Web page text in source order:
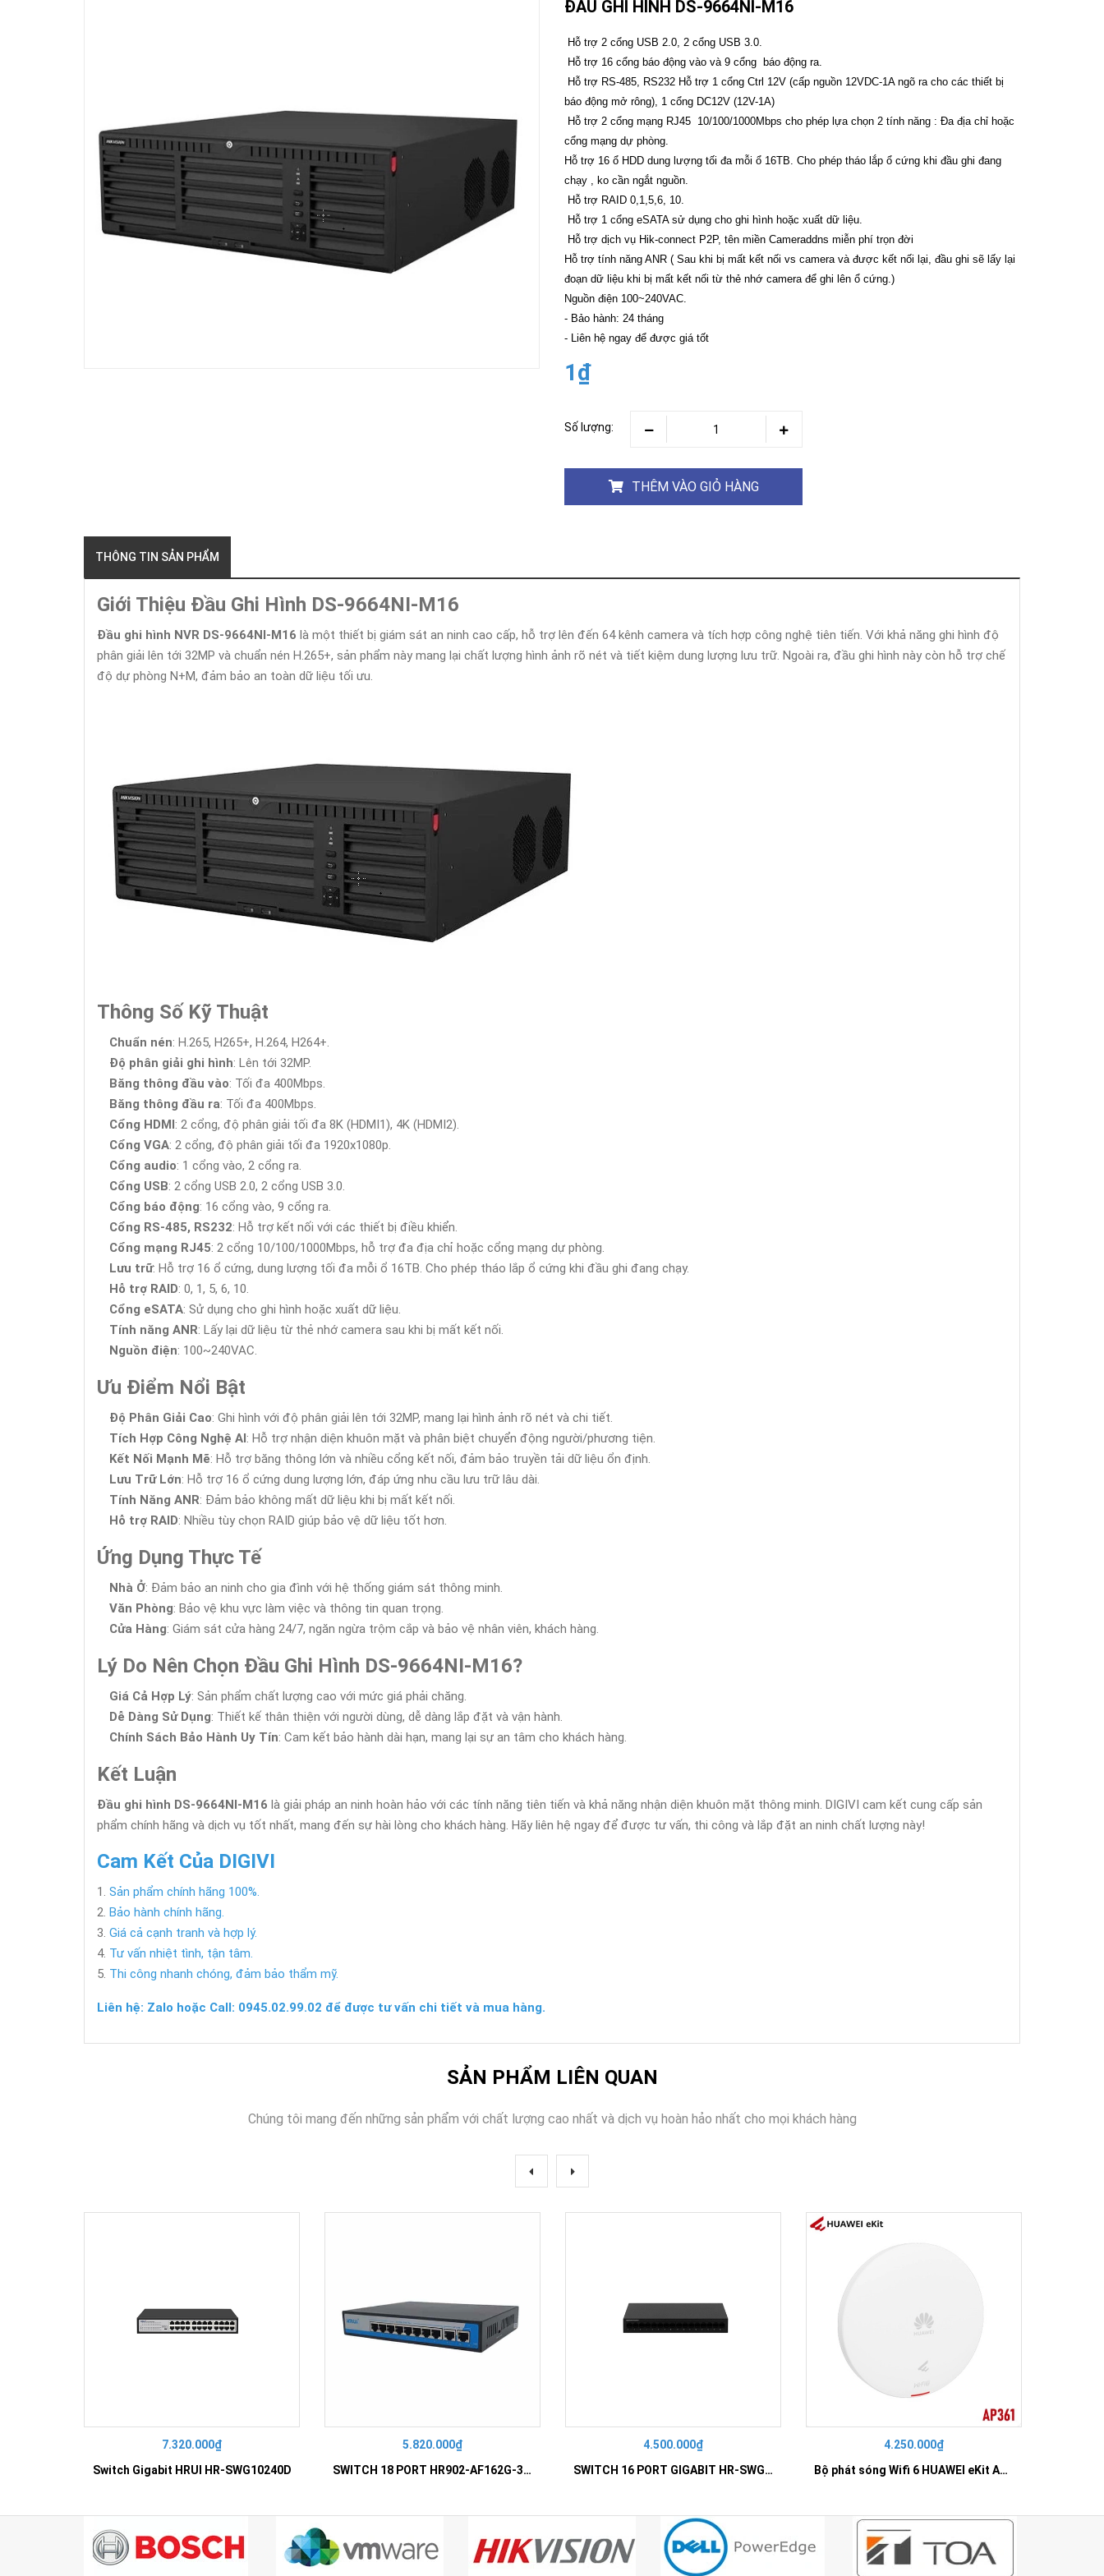
ĐỘNG
Hikvision
Camera
Tiandy
THIẾT
BỊ
HỌP
TRỰC
TUYẾN
Maxhub
Màn
hình
MAXHUB
M27
THIẾT
MINH
HOMEGY
Khóa
Faster
BỊ
MINH
FASTER
ĐẦU GHI HÌNH DS-9664NI-M16
Hỗ trợ 2 cổng USB 2.0, 2 cổng USB 3.0.
Hỗ trợ 16 cổng báo động vào và 9 cổng báo động ra.
Hỗ trợ RS-485, RS232 Hỗ trợ 1 cổng Ctrl 12V (cấp nguồn 12VDC-1A ngõ ra cho các thiết bị
báo động mở rông), 1 cổng DC12V (12V-1A)
Hỗ trợ 2 cổng mạng RJ45 10/100/1000Mbps cho phép lựa chọn 2 tính năng : Đa địa chỉ hoặc
cổng mạng dự phòng.
Hỗ trợ 16 ổ HDD dung lượng tối đa mỗi ổ 16TB. Cho phép tháo lắp ổ cứng khi đầu ghi đang
chạy , ko cần ngắt nguồn.
Hỗ trợ RAID 0,1,5,6, 10.
Hỗ trợ 1 cổng eSATA sử dụng cho ghi hình hoặc xuất dữ liệu.
Hỗ trợ dịch vụ Hik-connect P2P, tên miền Cameraddns miễn phí trọn đời
Hỗ trợ tính năng ANR ( Sau khi bị mất kết nối vs camera và được kết nối lại, đầu ghi sẽ lấy lại
đoạn dữ liệu khi bị mất kết nối từ thẻ nhớ camera để ghi lên ổ cứng.)
Nguồn điện 100~240VAC.
- Bảo hành: 24 tháng
- Liên hệ ngay để được giá tốt
1₫
Số lượng:
THÊM VÀO GIỎ HÀNG
THÔNG TIN SẢN PHẨM
Giới Thiệu Đầu Ghi Hình DS-9664NI-M16
Đầu ghi hình NVR DS-9664NI-M16 là một thiết bị giám sát an ninh cao cấp, hỗ trợ lên đến 64 kênh camera và tích hợp công nghệ tiên tiến. Với khả năng ghi hình độ
phân giải lên tới 32MP và chuẩn nén H.265+, sản phẩm này mang lại chất lượng hình ảnh rõ nét và tiết kiệm dung lượng lưu trữ. Ngoài ra, đầu ghi hình này còn hỗ trợ chế
độ dự phòng N+M, đảm bảo an toàn dữ liệu tối ưu.
Thông Số Kỹ Thuật
Chuẩn nén: H.265, H265+, H.264, H264+.
Độ phân giải ghi hình: Lên tới 32MP.
Băng thông đầu vào: Tối đa 400Mbps.
Băng thông đầu ra: Tối đa 400Mbps.
Cổng HDMI: 2 cổng, độ phân giải tối đa 8K (HDMI1), 4K (HDMI2).
Cổng VGA: 2 cổng, độ phân giải tối đa 1920x1080p.
Cổng audio: 1 cổng vào, 2 cổng ra.
Cổng USB: 2 cổng USB 2.0, 2 cổng USB 3.0.
Cổng báo động: 16 cổng vào, 9 cổng ra.
Cổng RS-485, RS232: Hỗ trợ kết nối với các thiết bị điều khiển.
Cổng mạng RJ45: 2 cổng 10/100/1000Mbps, hỗ trợ đa địa chỉ hoặc cổng mạng dự phòng.
Lưu trữ: Hỗ trợ 16 ổ cứng, dung lượng tối đa mỗi ổ 16TB. Cho phép tháo lắp ổ cứng khi đầu ghi đang chạy.
Hỗ trợ RAID: 0, 1, 5, 6, 10.
Cổng eSATA: Sử dụng cho ghi hình hoặc xuất dữ liệu.
Tính năng ANR: Lấy lại dữ liệu từ thẻ nhớ camera sau khi bị mất kết nối.
Nguồn điện: 100~240VAC.
Ưu Điểm Nổi Bật
Độ Phân Giải Cao: Ghi hình với độ phân giải lên tới 32MP, mang lại hình ảnh rõ nét và chi tiết.
Tích Hợp Công Nghệ AI: Hỗ trợ nhận diện khuôn mặt và phân biệt chuyển động người/phương tiện.
Kết Nối Mạnh Mẽ: Hỗ trợ băng thông lớn và nhiều cổng kết nối, đảm bảo truyền tải dữ liệu ổn định.
Lưu Trữ Lớn: Hỗ trợ 16 ổ cứng dung lượng lớn, đáp ứng nhu cầu lưu trữ lâu dài.
Tính Năng ANR: Đảm bảo không mất dữ liệu khi bị mất kết nối.
Hỗ trợ RAID: Nhiều tùy chọn RAID giúp bảo vệ dữ liệu tốt hơn.
Ứng Dụng Thực Tế
Nhà Ở: Đảm bảo an ninh cho gia đình với hệ thống giám sát thông minh.
Văn Phòng: Bảo vệ khu vực làm việc và thông tin quan trọng.
Cửa Hàng: Giám sát cửa hàng 24/7, ngăn ngừa trộm cắp và bảo vệ nhân viên, khách hàng.
Lý Do Nên Chọn Đầu Ghi Hình DS-9664NI-M16?
Giá Cả Hợp Lý: Sản phẩm chất lượng cao với mức giá phải chăng.
Dễ Dàng Sử Dụng: Thiết kế thân thiện với người dùng, dễ dàng lắp đặt và vận hành.
Chính Sách Bảo Hành Uy Tín: Cam kết bảo hành dài hạn, mang lại sự an tâm cho khách hàng.
Kết Luận
Đầu ghi hình DS-9664NI-M16 là giải pháp an ninh hoàn hảo với các tính năng tiên tiến và khả năng nhận diện khuôn mặt thông minh. DIGIVI cam kết cung cấp sản
phẩm chính hãng và dịch vụ tốt nhất, mang đến sự hài lòng cho khách hàng. Hãy liên hệ ngay để được tư vấn, thi công và lắp đặt an ninh chất lượng này!
Cam Kết Của DIGIVI
Sản phẩm chính hãng 100%.
Bảo hành chính hãng.
Giá cả cạnh tranh và hợp lý.
Tư vấn nhiệt tình, tận tâm.
Thi công nhanh chóng, đảm bảo thẩm mỹ.
Liên hệ: Zalo hoặc Call: 0945.02.99.02 để được tư vấn chi tiết và mua hàng.
SẢN PHẨM LIÊN QUAN
Chúng tôi mang đến những sản phẩm với chất lượng cao nhất và dịch vụ hoàn hảo nhất cho mọi khách hàng
7.320.000₫
Switch Gigabit HRUI HR-SWG10240D
5.820.000₫
SWITCH 18 PORT HR902-AF162G-300 – Switch PoE 16 Cổng
4.500.000₫
SWITCH 16 PORT GIGABIT HR-SWG00160
4.250.000₫
Bộ phát sóng Wifi 6 HUAWEI eKit AP361